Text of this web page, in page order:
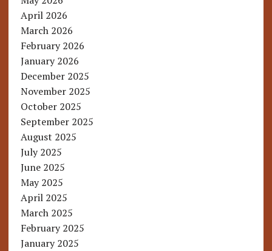
April 2026
March 2026
February 2026
January 2026
December 2025
November 2025
October 2025
September 2025
August 2025
July 2025
June 2025
May 2025
April 2025
March 2025
February 2025
January 2025